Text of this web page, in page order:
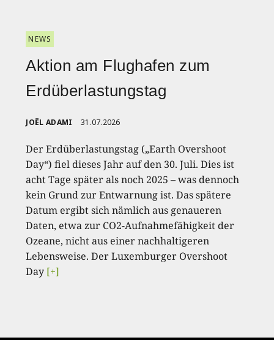
NEWS
Aktion am Flughafen zum
Erdüberlastungstag
JOËL ADAMI 31.07.2026
Der Erdüberlastungstag („Earth Overshoot
Day“) fiel dieses Jahr auf den 30. Juli. Dies ist
acht Tage später als noch 2025 – was dennoch
kein Grund zur Entwarnung ist. Das spätere
Datum ergibt sich nämlich aus genaueren
Daten, etwa zur CO2-Aufnahmefähigkeit der
Ozeane, nicht aus einer nachhaltigeren
Lebensweise. Der Luxemburger Overshoot
Day [+]